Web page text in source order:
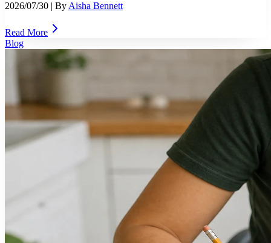
2026/07/30 | By Aisha Bennett
Read More
Blog